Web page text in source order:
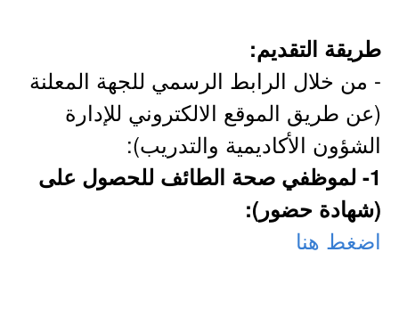
طريقة التقديم:
- من خلال الرابط الرسمي للجهة المعلنة
(عن طريق الموقع الالكتروني للإدارة
الشؤون الأكاديمية والتدريب):
1- لموظفي صحة الطائف للحصول على
(شهادة حضور):
اضغط هنا